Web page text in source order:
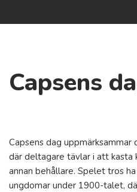
Capsens
Capsens dag
där deltagare tävlar i att
annan behållare. Spelet tros
ungdomar under 1900-talet,